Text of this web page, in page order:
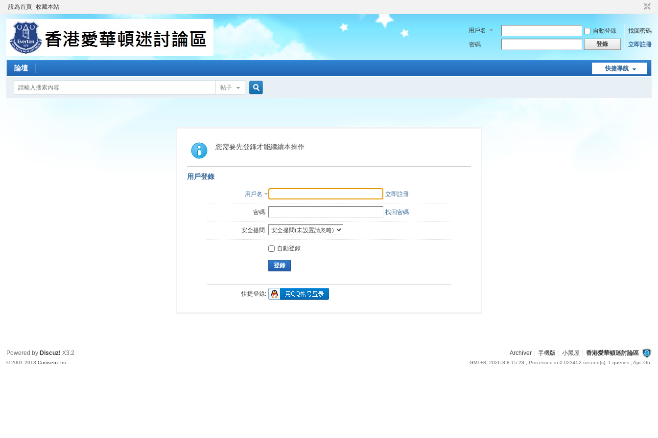
設為首頁 收藏本站
用戶名 自動登錄
找回密碼
密碼
登錄 立即註冊
快捷導航
論壇
帖子
索
您需要先登錄才能繼續本操作
用戶登錄
用戶名 立即註冊
密碼: 找回密碼
安全提問:
自動登錄
登錄
快捷登錄:
Archiver 手機版 小黑屋 香港愛華頓迷討論區
GMT+8, 2026-8-8 15:28 , Processed in 0.023452 second(s), 1 queries , Apc On.
Powered by Discuz! X3.2
© 2001-2013Comsenz Inc.